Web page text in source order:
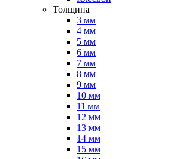
Толщина
3 мм
4 мм
5 мм
6 мм
7 мм
8 мм
9 мм
10 мм
11 мм
12 мм
13 мм
14 мм
15 мм